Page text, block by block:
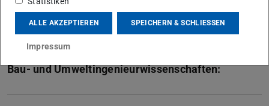
Labs im Kontext biologischer
Schulversuche
Bau- und Umweltingenieurwissenschaften:
ALLE AKZEPTIEREN SPEICHERN & SCHLIESSEN
Impressum